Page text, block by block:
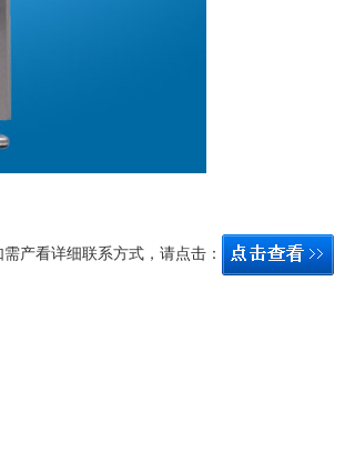
需产看详细联系方式，请点击：